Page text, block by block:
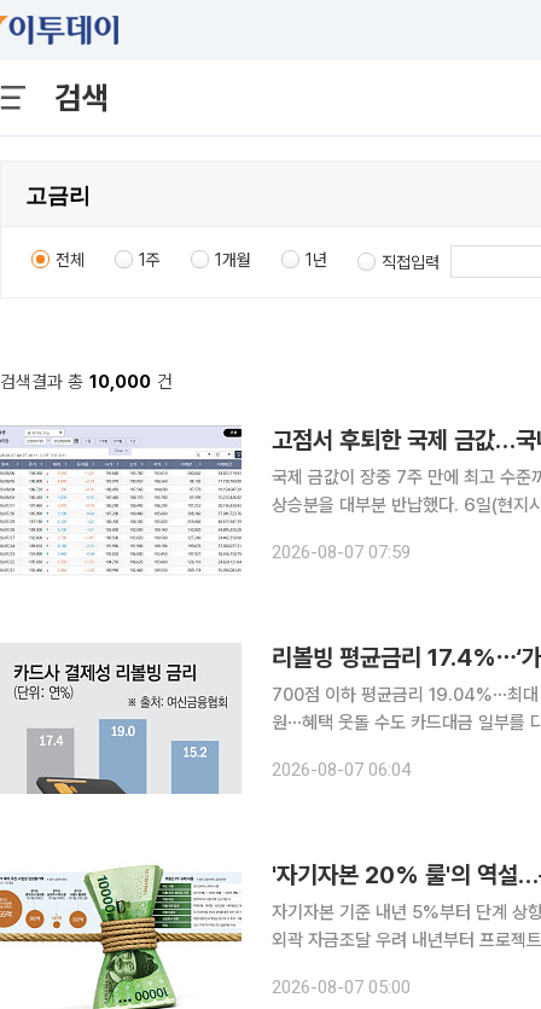
검색
전체 1주 1개월 1년 직접입력
검색결과 총 10,000 건
고점서 후퇴한 국제 금값…
국제 금값이 장중 7주 만에 최고 수준
상승분을 대부분 반납했다. 6일(현지시간) 뉴욕상품거래소(COMEX)에서 12월 인도분 금 선물은
장 초반 온스당 4285.84달러까지
2026-08-07 07:59
리볼빙 평균금리 17.4%⋯‘
700점 이하 평균금리 19.04%⋯최대
원⋯혜택 웃돌 수도 카드대금 일부를 다음 달로 넘기는 리볼빙 서비스의 금리 부담이 갈수록 무거워
을 얹어주는 미끼성 행사가 이어지고
2026-08-07 06:04
자기자본 기준 내년 5%부터 단계 상
외곽 자금조달 우려 내년부터 프로젝트파이낸싱(PF) 자금조달 문턱이 높아지면서 자금줄을 맡아 온
석 가리기가 거세지면서 중소 시행사
2026-08-07 05:00